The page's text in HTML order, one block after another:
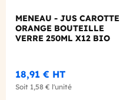
MENEAU - JUS CAROTTE
ORANGE BOUTEILLE
VERRE 250ML X12 BIO
18,91 € HT
Soit 1,58 € l'unité